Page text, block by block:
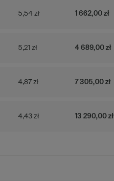
5,54 zł 1 662,00 zł
5,21 zł 4 689,00 zł
4,87 zł 7 305,00 zł
4,43 zł 13 290,00 zł